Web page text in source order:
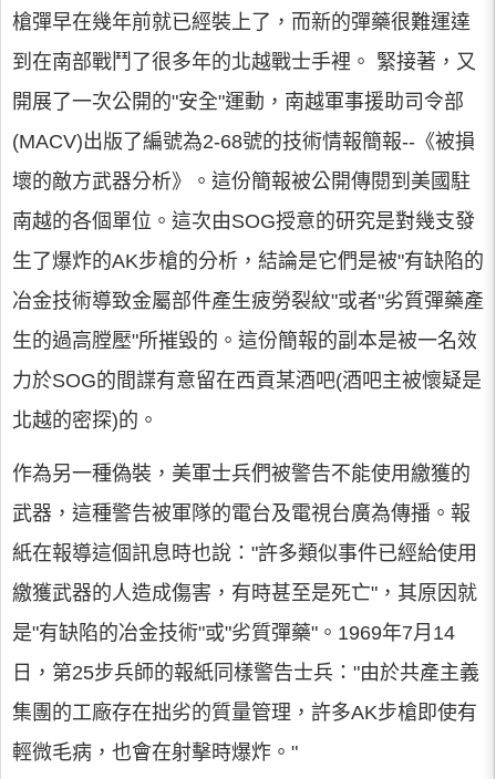
槍彈早在幾年前就已經裝上了，而新的彈藥很難運達
到在南部戰鬥了很多年的北越戰士手裡。 緊接著，又
開展了一次公開的"安全"運動，南越軍事援助司令部
(MACV)出版了編號為2-68號的技術情報簡報--《被損
壞的敵方武器分析》。這份簡報被公開傳閱到美國駐
南越的各個單位。這次由SOG授意的研究是對幾支發
生了爆炸的AK步槍的分析，結論是它們是被"有缺陷的
冶金技術導致金屬部件產生疲勞裂紋"或者"劣質彈藥產
生的過高膛壓"所摧毀的。這份簡報的副本是被一名效
力於SOG的間諜有意留在西貢某酒吧(酒吧主被懷疑是
北越的密探)的。
作為另一種偽裝，美軍士兵們被警告不能使用繳獲的
武器，這種警告被軍隊的電台及電視台廣為傳播。報
紙在報導這個訊息時也說："許多類似事件已經給使用
繳獲武器的人造成傷害，有時甚至是死亡"，其原因就
是"有缺陷的冶金技術"或"劣質彈藥"。1969年7月14
日，第25步兵師的報紙同樣警告士兵："由於共產主義
集團的工廠存在拙劣的質量管理，許多AK步槍即使有
輕微毛病，也會在射擊時爆炸。"